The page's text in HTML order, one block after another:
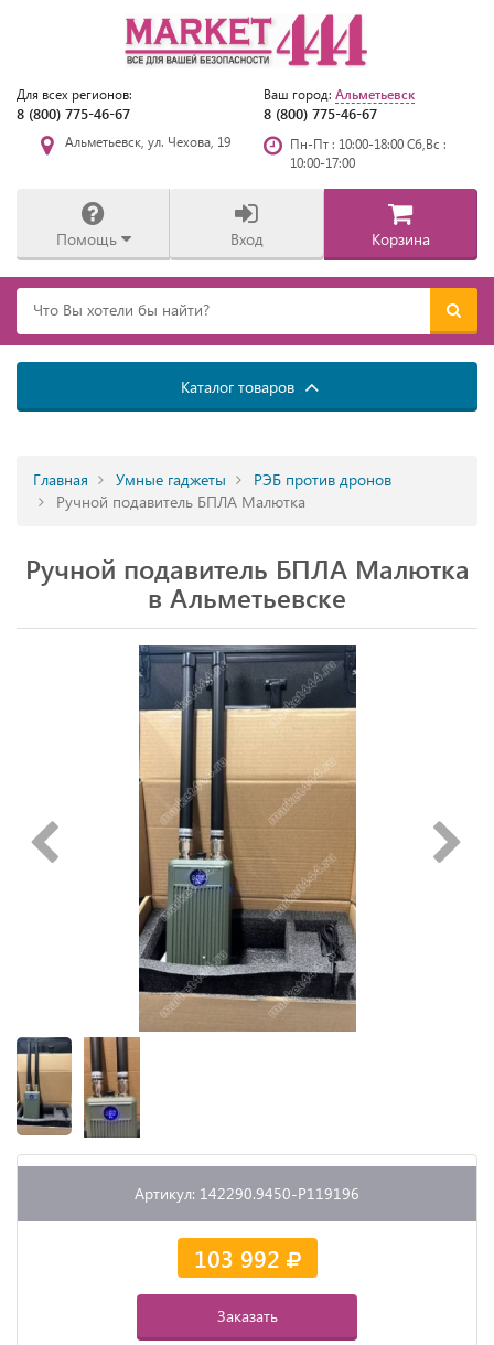
Для всех регионов:
8 (800) 775-46-67
Ваш город: Альметьевск
8 (800) 775-46-67
Альметьевск, ул. Чехова, 19
Пн-Пт : 10:00-18:00 Сб,Вс :
10:00-17:00
Помощь Вход Корзина
Каталог товаров
Главная Умные гаджеты
РЭБ против дронов
Ручной подавитель БПЛА Малютка
Ручной подавитель БПЛА Малютка
в Альметьевске
Артикул: 142290.9450-P119196
103 992
Заказать